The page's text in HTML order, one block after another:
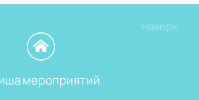
Наверх
мероприятий